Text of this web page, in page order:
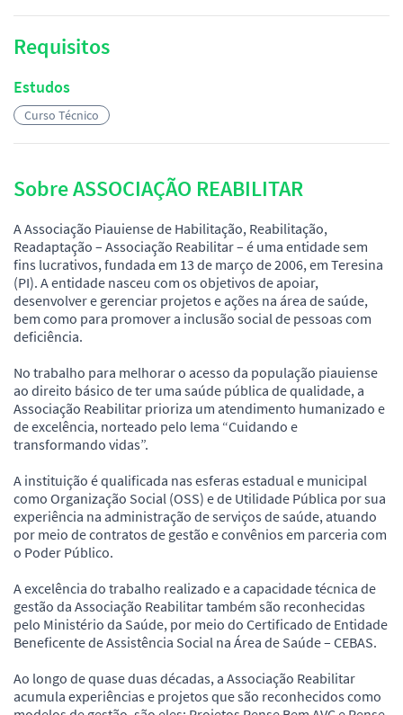
Requisitos
Estudos
Curso Técnico
Sobre ASSOCIAÇÃO REABILITAR
A Associação Piauiense de Habilitação, Reabilitação,
Readaptação – Associação Reabilitar – é uma entidade sem
fins lucrativos, fundada em 13 de março de 2006, em Teresina
(PI). A entidade nasceu com os objetivos de apoiar,
desenvolver e gerenciar projetos e ações na área de saúde,
bem como para promover a inclusão social de pessoas com
deficiência.
No trabalho para melhorar o acesso da população piauiense
ao direito básico de ter uma saúde pública de qualidade, a
Associação Reabilitar prioriza um atendimento humanizado e
de excelência, norteado pelo lema “Cuidando e
transformando vidas”.
A instituição é qualificada nas esferas estadual e municipal
como Organização Social (OSS) e de Utilidade Pública por sua
experiência na administração de serviços de saúde, atuando
por meio de contratos de gestão e convênios em parceria com
o Poder Público.
A excelência do trabalho realizado e a capacidade técnica de
gestão da Associação Reabilitar também são reconhecidas
pelo Ministério da Saúde, por meio do Certificado de Entidade
Beneficente de Assistência Social na Área de Saúde – CEBAS.
Ao longo de quase duas décadas, a Associação Reabilitar
acumula experiências e projetos que são reconhecidos como